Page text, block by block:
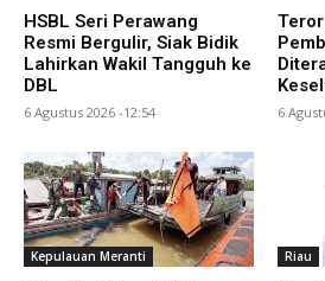
HSBL Seri Perawang
Resmi Bergulir, Siak Bidik
Lahirkan Wakil Tangguh ke
DBL
6 Agustus 2026 -12:54 6
Kepulauan Meranti Riau